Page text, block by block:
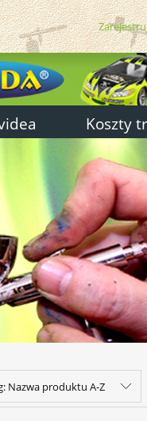
Koszty
Nazwa produktu A-Z